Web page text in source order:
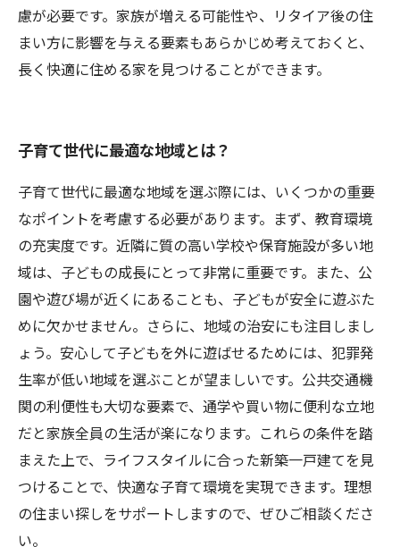
慮が必要です。家族が増える可能性や、リタイア後の住
まい方に影響を与える要素もあらかじめ考えておくと、
長く快適に住める家を見つけることができます。
子育て世代に最適な地域とは？
子育て世代に最適な地域を選ぶ際には、いくつかの重要
なポイントを考慮する必要があります。まず、教育環境
の充実度です。近隣に質の高い学校や保育施設が多い地
域は、子どもの成長にとって非常に重要です。また、公
園や遊び場が近くにあることも、子どもが安全に遊ぶた
めに欠かせません。さらに、地域の治安にも注目しまし
ょう。安心して子どもを外に遊ばせるためには、犯罪発
生率が低い地域を選ぶことが望ましいです。公共交通機
関の利便性も大切な要素で、通学や買い物に便利な立地
だと家族全員の生活が楽になります。これらの条件を踏
まえた上で、ライフスタイルに合った新築一戸建てを見
つけることで、快適な子育て環境を実現できます。理想
の住まい探しをサポートしますので、ぜひご相談くださ
い。